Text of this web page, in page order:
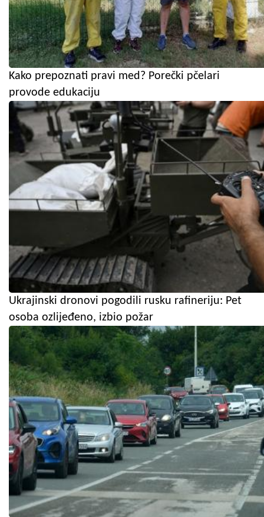
Kako prepoznati pravi med? Porečki pčelari
provode edukaciju
Ukrajinski dronovi pogodili rusku rafineriju: Pet
osoba ozlijeđeno, izbio požar